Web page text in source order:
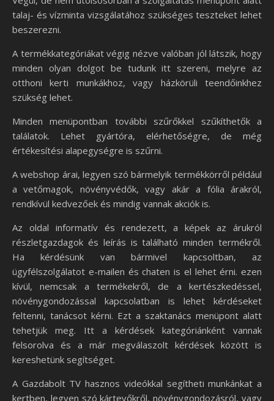
talaj- és vízminta vizsgálatához szükséges teszteket lehet
beszerezni.
A termékkategóriákat végig nézve valóban jól látszik, hogy
minden olyan dolgot be tudunk itt szereni, melyre az
otthoni kerti munkákhoz, vagy házkörüli teendőinkhez
szükség lehet.
Minden menüpontban további szűrőkkel szűkíthetők a
találatok. Lehet gyártóra, elérhetőségre, de még
értékesítési alapegységre is szűrni.
A webshop árai, legyen szó bármelyik termékkörről például
a vetőmagok, növényvédők, vagy akár a fólia árakról,
rendkívül kedvezőek és mindig vannak akciók is.
Az oldal informatív és rendezett, a képek az árukról
részletgazdagok és leírás is található minden termékről.
Ha kérdésünk van bármivel kapcsoltban, az
ügyfélszolgálatot e-mailen és chaten is el lehet érni. ezen
kívül, nemcsak a termékekről, de a kertészkedéssel,
növénygondozással kapcsolatban is lehet kérdéseket
feltenni, tanácsot kérni. Ezt a szaktanács menüpont alatt
tehetjük meg. Itt a kérdések kategóriánként vannak
felsorolva és a már megválaszolt kérdések között is
kereshetünk segítséget.
A Gazdabolt TV hasznos videókkal segítheti munkánkat a
kertben, legyen szó kártevőkről, növénygondozásról, vagy